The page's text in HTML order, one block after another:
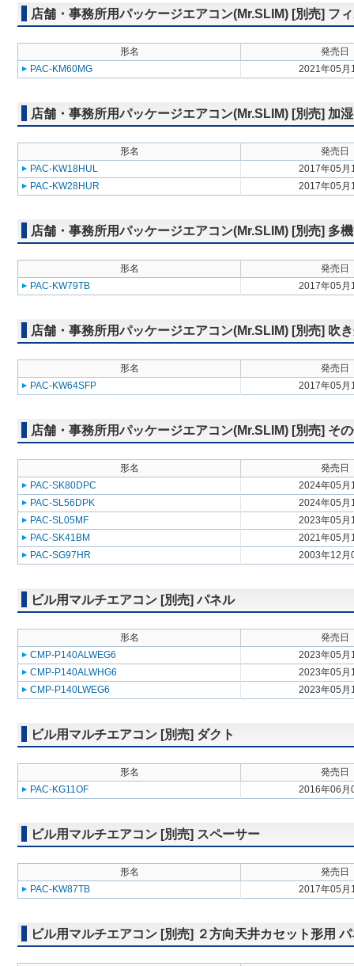
店舗・事務所用パッケージエアコン(Mr.SLIM) [別売] フ
形名
発売日
PAC-KM60MG
2021年05月
店舗・事務所用パッケージエアコン(Mr.SLIM) [別売] 加
形名
発売日
PAC-KW18HUL
2017年05月
PAC-KW28HUR
2017年05月
店舗・事務所用パッケージエアコン(Mr.SLIM) [別売] 多
形名
発売日
PAC-KW79TB
2017年05月
店舗・事務所用パッケージエアコン(Mr.SLIM) [別売] 吹
形名
発売日
PAC-KW64SFP
2017年05月
店舗・事務所用パッケージエアコン(Mr.SLIM) [別売] そ
形名
発売日
PAC-SK80DPC
2024年05月
PAC-SL56DPK
2024年05月
PAC-SL05MF
2023年05月
PAC-SK41BM
2021年05月
PAC-SG97HR
2003年12月
ビル用マルチエアコン [別売] パネル
形名
発売日
CMP-P140ALWEG6
2023年05月
CMP-P140ALWHG6
2023年05月
CMP-P140LWEG6
2023年05月
ビル用マルチエアコン [別売] ダクト
形名
発売日
PAC-KG11OF
2016年06月
ビル用マルチエアコン [別売] スペーサー
形名
発売日
PAC-KW87TB
2017年05月
ビル用マルチエアコン [別売] ２方向天井カセット形用